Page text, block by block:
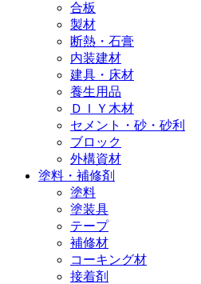
合板
製材
断熱・石膏
内装建材
建具・床材
養生用品
ＤＩＹ木材
セメント・砂・砂利
ブロック
外構資材
塗料・補修剤
塗料
塗装具
テープ
補修材
コーキング材
接着剤